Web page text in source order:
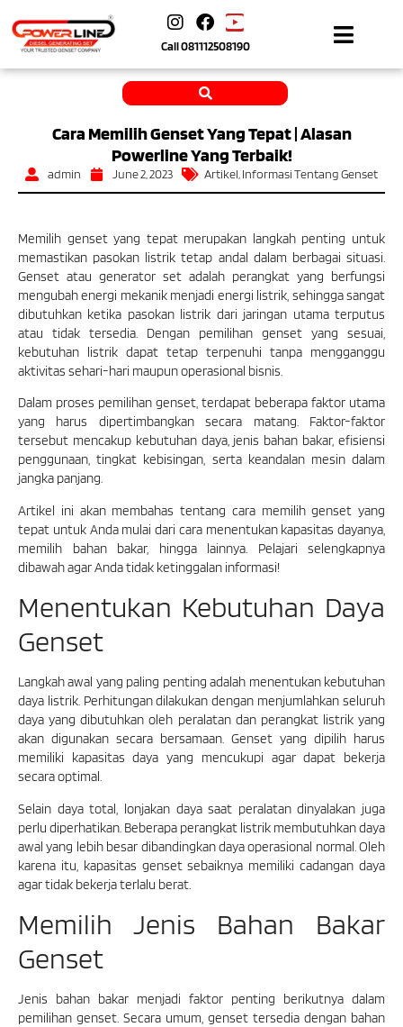
Call081112508190
Cara Memilih Genset Yang Tepat | Alasan
Powerline Yang Terbaik!
admin June 2, 2023 Artikel Informasi Tentang Genset
Memilih genset yang tepat merupakan langkah penting untuk
memastikan pasokan listrik tetap andal dalam berbagai situasi.
Genset atau generator set adalah perangkat yang berfungsi
mengubah energi mekanik menjadi energi listrik, sehingga sangat
dibutuhkan ketika pasokan listrik dari jaringan utama terputus
atau tidak tersedia. Dengan pemilihan genset yang sesuai,
kebutuhan listrik dapat tetap terpenuhi tanpa mengganggu
aktivitas sehari-hari maupun operasional bisnis.
Dalam proses pemilihan genset, terdapat beberapa faktor utama
yang harus dipertimbangkan secara matang. Faktor-faktor
tersebut mencakup kebutuhan daya, jenis bahan bakar, efisiensi
penggunaan, tingkat kebisingan, serta keandalan mesin dalam
jangka panjang.
Artikel ini akan membahas tentang cara memilih genset yang
tepat untuk Anda mulai dari cara menentukan kapasitas dayanya,
memilih bahan bakar, hingga lainnya. Pelajari selengkapnya
dibawah agar Anda tidak ketinggalan informasi!
Menentukan Kebutuhan Daya
Genset
Langkah awal yang paling penting adalah menentukan kebutuhan
daya listrik. Perhitungan dilakukan dengan menjumlahkan seluruh
daya yang dibutuhkan oleh peralatan dan perangkat listrik yang
akan digunakan secara bersamaan. Genset yang dipilih harus
memiliki kapasitas daya yang mencukupi agar dapat bekerja
secara optimal.
Selain daya total, lonjakan daya saat peralatan dinyalakan juga
perlu diperhatikan. Beberapa perangkat listrik membutuhkan daya
awal yang lebih besar dibandingkan daya operasional normal. Oleh
karena itu, kapasitas genset sebaiknya memiliki cadangan daya
agar tidak bekerja terlalu berat.
Memilih Jenis Bahan Bakar
Genset
Jenis bahan bakar menjadi faktor penting berikutnya dalam
pemilihan genset. Secara umum, genset tersedia dengan bahan